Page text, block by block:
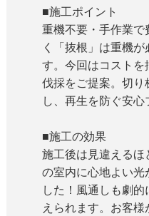
■施工ポイント
重機不要・手作業
く「抜根」は重機
す。今回はコスト
伐採をご提案。切
し、再生を防ぐ安心
■施工の効果
施工後は見違える
の室内に心地よい光
した！風通しも劇
えられます。お客